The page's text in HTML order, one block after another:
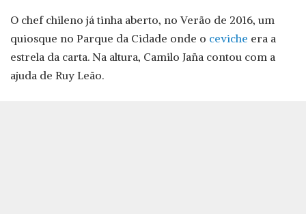
O chef chileno já tinha aberto, no Verão de 2016, um
quiosque no Parque da Cidade onde o ceviche era a
estrela da carta. Na altura, Camilo Jaña contou com a
ajuda de Ruy Leão.